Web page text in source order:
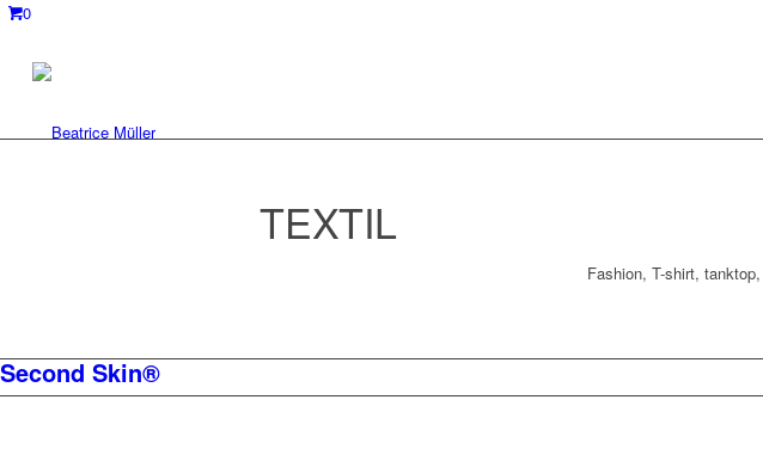
0
TEXTIL
Fashion, T-shirt,
Second Skin®